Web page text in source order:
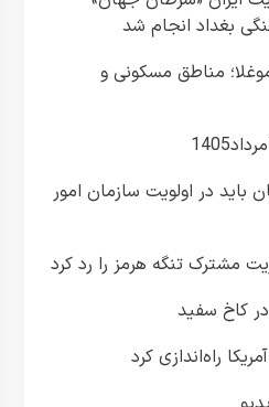
بغداد انجام شد
مناطق مسکونی و
باید در اولویت سازمان امور
مشترک تنگه هرمز را رد کرد
کاخ سفید